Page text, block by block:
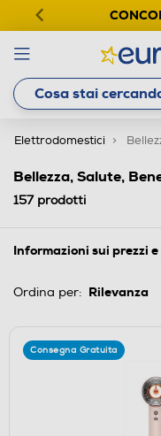
Elettrodomestici
Bellezza, Salute,
157prodotti
Informazioni sui prezzi
Ordina per:
Consegna Gratuita